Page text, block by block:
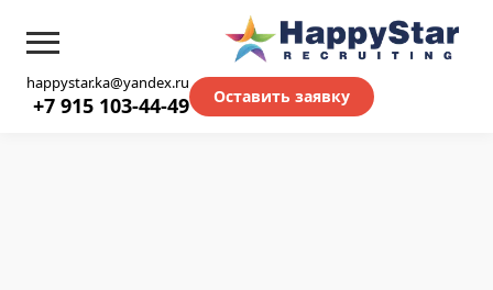
happystar.ka@yandex.ru
+7 915 103-44-49 Оставить заявку